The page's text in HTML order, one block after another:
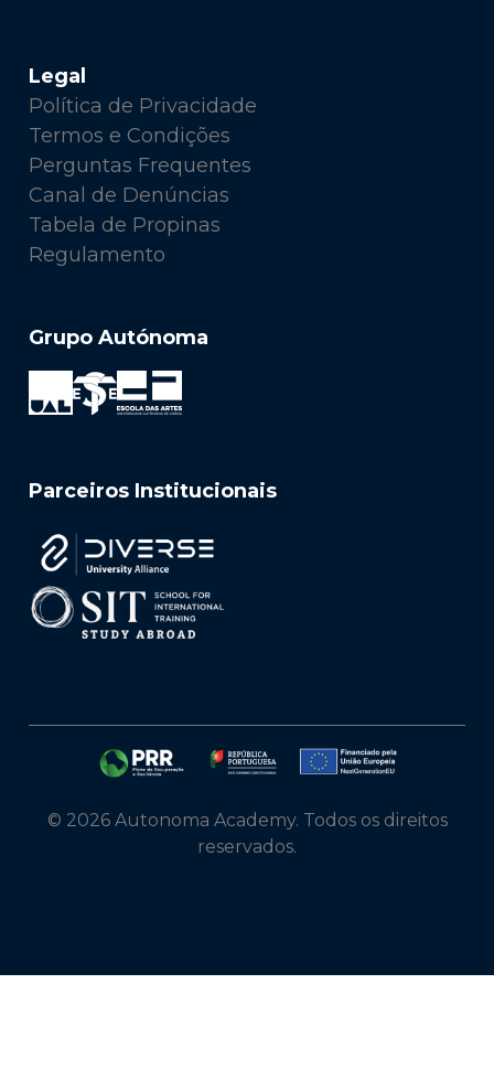
Legal
Política de Privacidade
Termos e Condições
Perguntas Frequentes
Canal de Denúncias
Tabela de Propinas
Regulamento
Grupo Autónoma
Parceiros Institucionais
© 2026 Autonoma Academy. Todos os direitos
reservados.